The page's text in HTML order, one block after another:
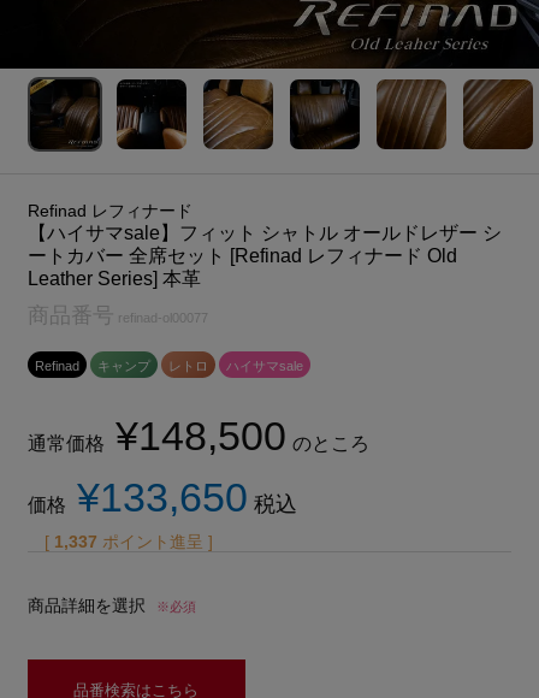
Refinad レフィナード
【ハイサマsale】フィット シャトル オールドレザー シ
ートカバー 全席セット [Refinad レフィナード Old
Leather Series] 本革
商品番号 refinad-ol00077
Refinad キャンプ レトロ ハイサマsale
通常価格 ¥148,500 のところ
価格 ¥133,650 税込
[ 1,337 ポイント進呈 ]
商品詳細を選択 ※必須
品番検索はこちら